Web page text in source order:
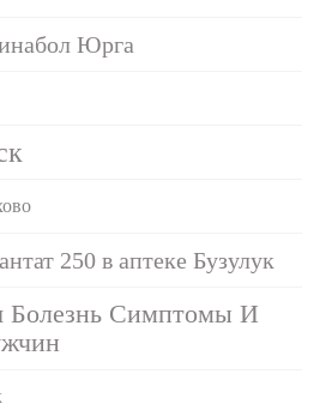
Юрга
250 в аптеке Бузулук
Болезнь Симптомы И